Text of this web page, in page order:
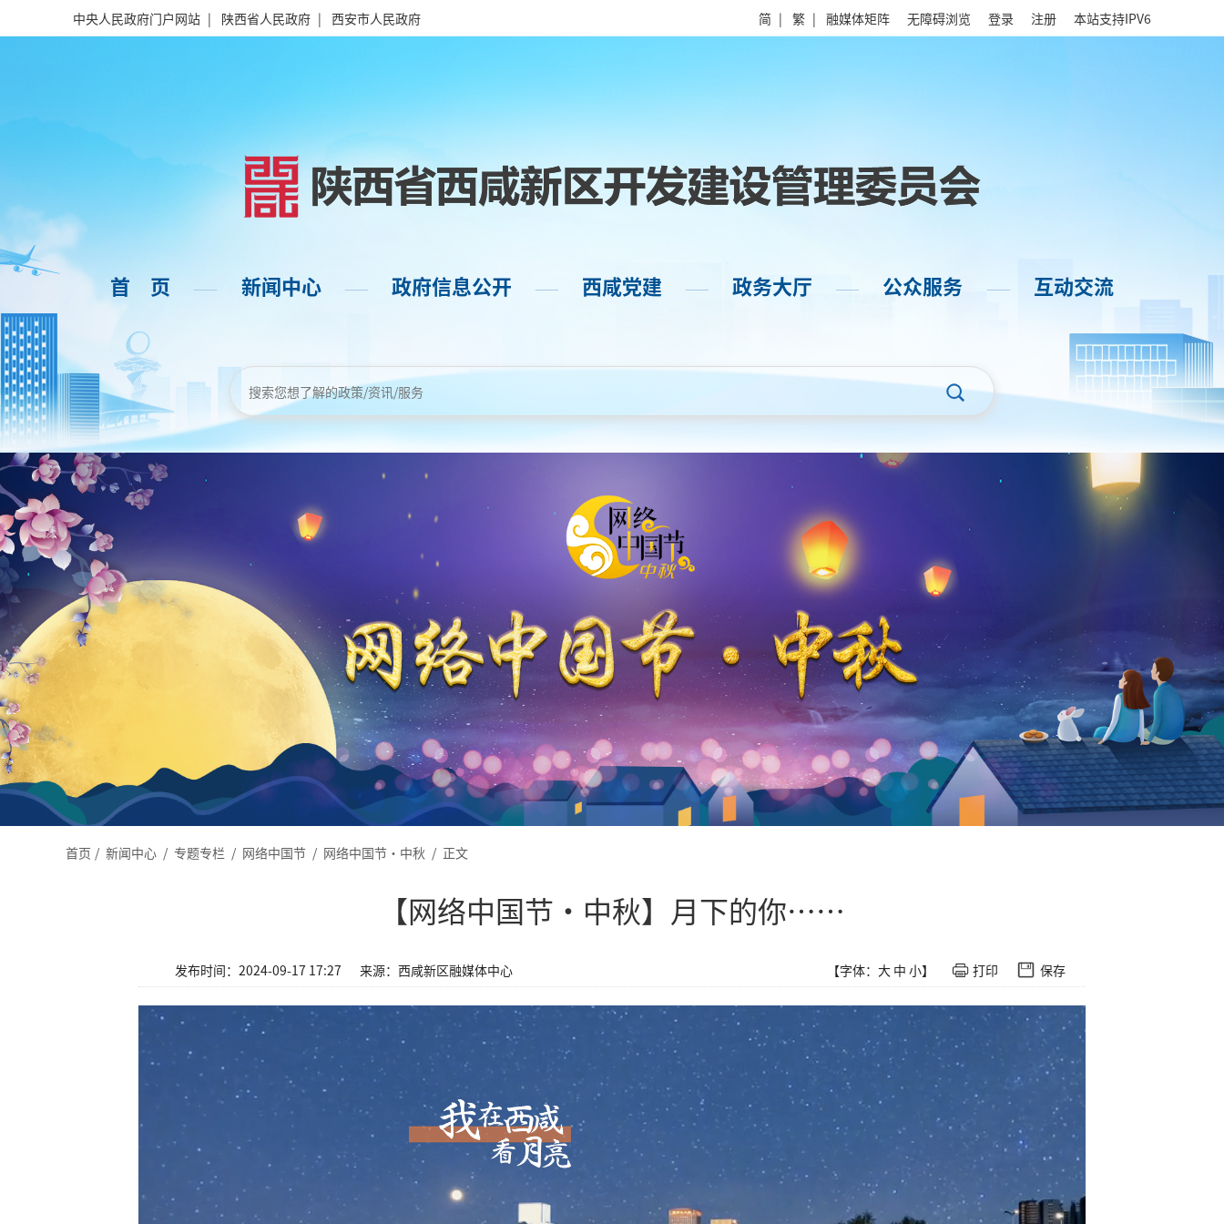
中央人民政府门户网站 | 陕西省人民政府 | 西安市人民政府 简 | 繁 | 融媒体矩阵 无障碍浏览 登录 注册 本站支持IPV6
首 页 —— 新闻中心 —— 政府信息公开 —— 西咸党建 —— 政务大厅 —— 公众服务 —— 互动交流
首页 / 新闻中心 / 专题专栏 / 网络中国节 / 网络中国节·中秋 / 正文
【网络中国节·中秋】月下的你……
发布时间：2024-09-17 17:27 来源：西咸新区融媒体中心 【字体： 大 中 小】 打印 保存